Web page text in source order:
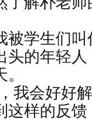
学生们叫
头的年轻
会好好
这样的反